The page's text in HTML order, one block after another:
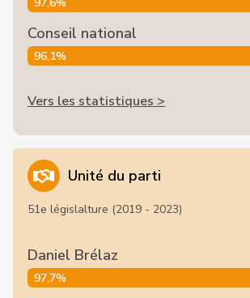
Conseil national
96,1%
Vers les statistiques >
Unité du parti
51e législalture (2019 - 2023)
Daniel Brélaz
97,7%